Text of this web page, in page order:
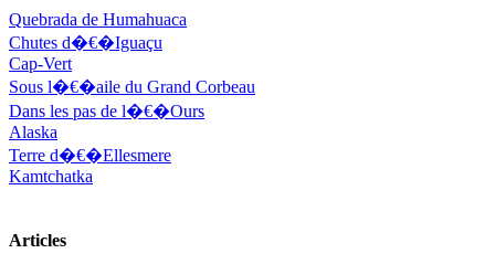
Pelcat Armelle
Peltier Julien
Pinchon Emmanuel
Pitras Olivier
Plane Alice
Poncins Gontran de
Poulle Marie-Lazarine
Quebrada de Humahuaca
Chutes d�€�Iguaçu
Cap-Vert
Sous l�€�aile du Grand Corbeau
Dans les pas de l�€�Ours
Alaska
Terre d�€�Ellesmere
Kamtchatka
Articles